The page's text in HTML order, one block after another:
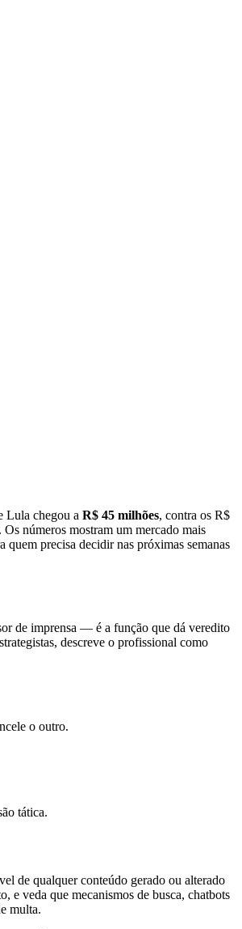
Lula chegou a R$ 45 milhões, contra os R$
números mostram um mercado mais
precisa decidir nas próximas semanas
de imprensa — é a função que dá veredito
descreve o profissional como
o outro.
tática.
de qualquer conteúdo gerado ou alterado
e veda que mecanismos de busca, chatbots
multa.